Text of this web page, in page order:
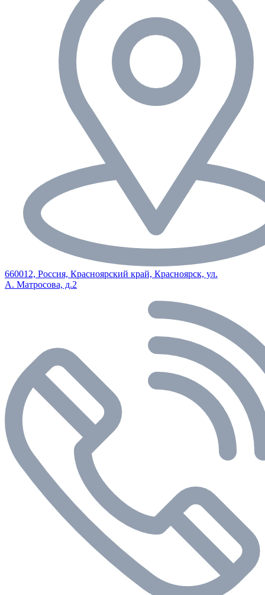
660012, Россия, Красноярский край, Красноярск, ул.
А. Матросова, д.2